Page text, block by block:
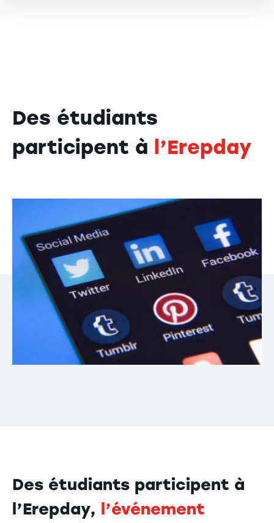
Des étudiants
participent à l’Erepday
Des étudiants participent à
l’Erepday, l’événement